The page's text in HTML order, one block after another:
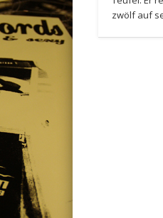
zwölf auf